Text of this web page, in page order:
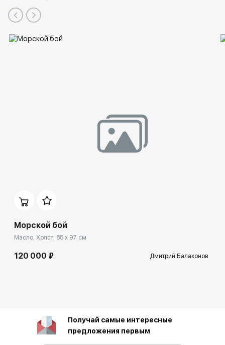
Морской бой
Масло, Холст, 85 x 97 см
120 000 ₽ Дмитрий Балахонов
Получай самые интересные
предложения первым